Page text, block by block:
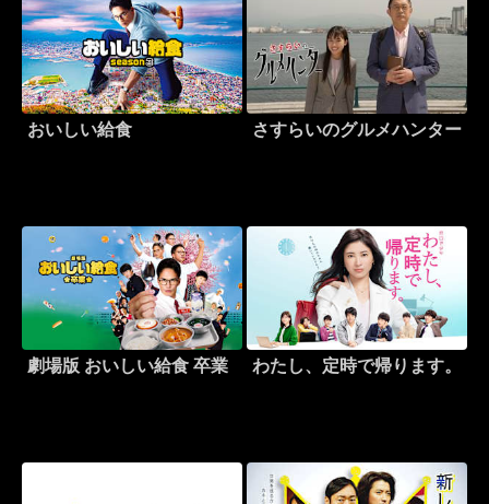
おいしい給食 さすらいのグルメハンター
劇場版 おいしい給食 卒業 わたし、定時で帰ります。